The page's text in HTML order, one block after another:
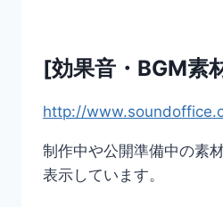
[効果音・BGM素
http://
制作中や公開準備中の素
表示しています。